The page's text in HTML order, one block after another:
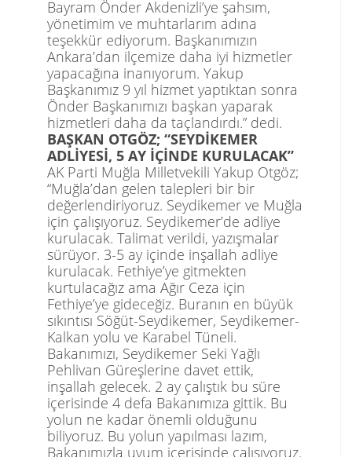
Bayram Önder Akdenizli’ye şahsım,
yönetimim ve muhtarlarım adına
teşekkür ediyorum. Başkanımızın
Ankara’dan ilçemize daha iyi hizmetler
yapacağına inanıyorum. Yakup
Başkanımız 9 yıl hizmet yaptıktan sonra
Önder Başkanımızı başkan yaparak
hizmetleri daha da taçlandırdı.” dedi.
BAŞKAN OTGÖZ; “SEYDİKEMER
ADLİYESİ, 5 AY İÇİNDE KURULACAK”
AK Parti Muğla Milletvekili Yakup Otgöz;
“Muğla’dan gelen talepleri bir bir
değerlendiriyoruz. Seydikemer ve Muğla
için çalışıyoruz. Seydikemer’de adliye
kurulacak. Talimat verildi, yazışmalar
sürüyor. 3-5 ay içinde inşallah adliye
kurulacak. Fethiye’ye gitmekten
kurtulacağız ama Ağır Ceza için
Fethiye’ye gideceğiz. Buranın en büyük
sıkıntısı Söğüt-Seydikemer, Seydikemer-
Kalkan yolu ve Karabel Tüneli.
Bakanımızı, Seydikemer Seki Yağlı
Pehlivan Güreşlerine davet ettik,
inşallah gelecek. 2 ay çalıştık bu süre
içerisinde 4 defa Bakanımıza gittik. Bu
yolun ne kadar önemli olduğunu
biliyoruz. Bu yolun yapılması lazım,
Bakanımızla uyum içerisinde çalışıyoruz.